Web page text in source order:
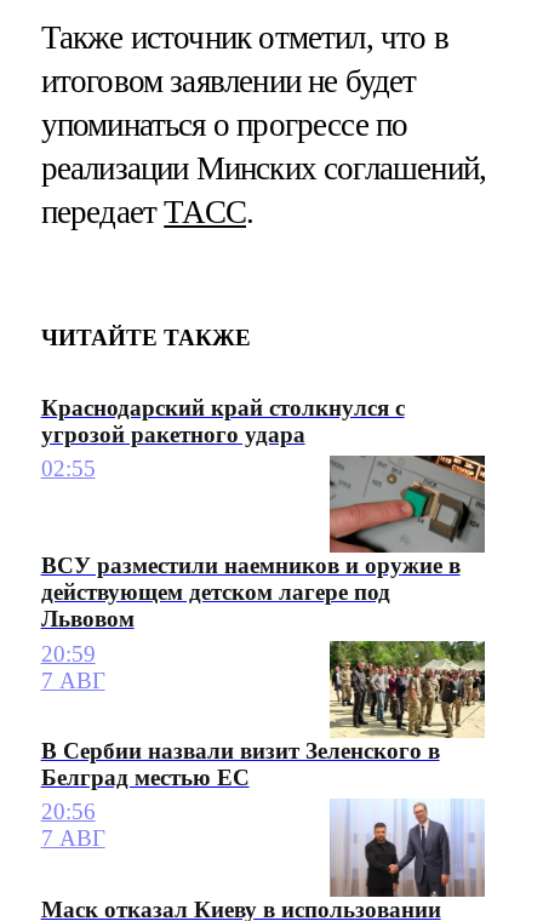
Также источник отметил, что в
итоговом заявлении не будет
упоминаться о прогрессе по
реализации Минских соглашений,
передаетТАСС.
ЧИТАЙТЕ ТАКЖЕ
Краснодарский край столкнулся с
угрозой ракетного удара
02:55
ВСУ разместили наемников и оружие в
действующем детском лагере под
Львовом
20:59
7 АВГ
В Сербии назвали визит Зеленского в
Белград местью ЕС
20:56
7 АВГ
Маск отказал Киеву в использовании